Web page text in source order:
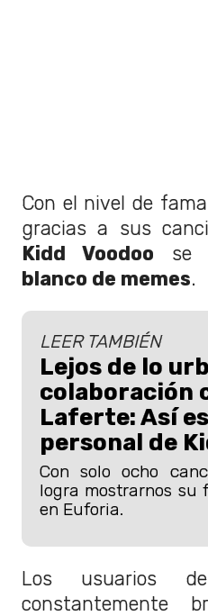
Con el nivel de
gracias a sus
Kidd Voodoo se
blanco de memes.
LEER TAMBIÉN
Lejos de lo
colaboración
Laferte: Así
personal de
Con solo ocho
logra mostrarnos su
en Euforia.
Los usuarios
constantemente